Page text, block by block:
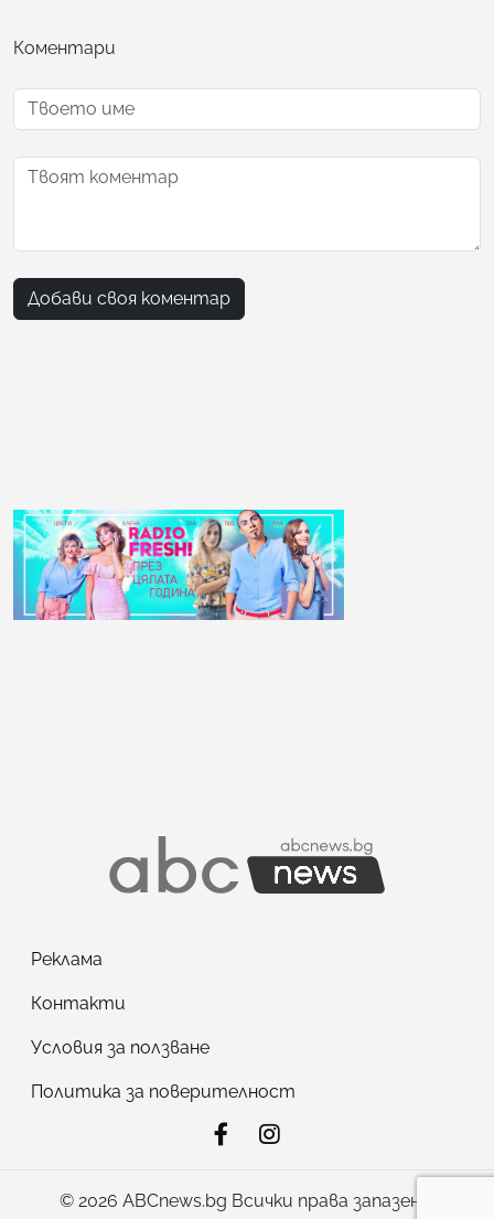
Коментари
Добави своя коментар
Реклама
Контакти
Условия за ползване
Политика за поверителност
© 2026 ABCnews.bg Всички права запазени!